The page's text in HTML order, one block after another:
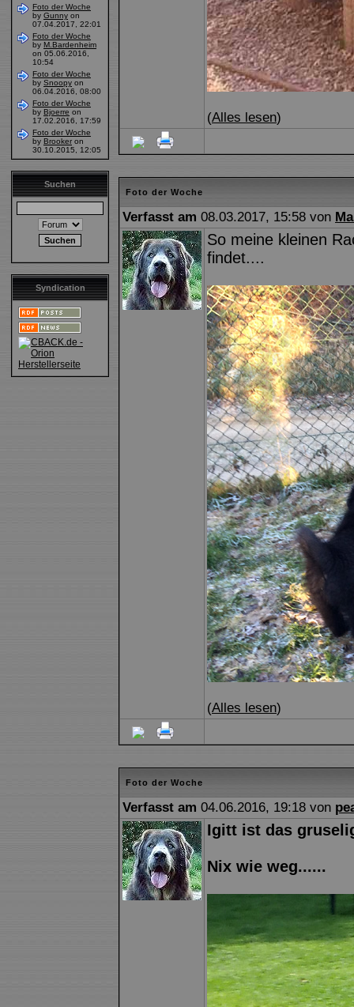
Foto der Woche
by Gunny on
07.04.2017, 22:01
Foto der Woche
by M.Bardenheim
on 05.06.2016,
10:54
Foto der Woche
by Snoopy on
06.04.2016, 08:00
Foto der Woche
by Bjoerre on
17.02.2016, 17:59
Foto der Woche
by Brooker on
30.10.2015, 12:05
Suchen
Syndication
(Alles lesen)
Foto der Woche
Verfasst am 08.03.2017, 15:58 von
So meine kleinen
findet....
(Alles lesen)
Foto der Woche
Verfasst am 04.06.2016, 19:18 von
Igitt ist das
Nix wie weg......